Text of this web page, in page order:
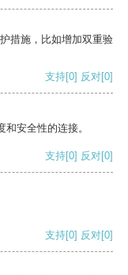
措施，比如增加双重验
支持[0] 反对[0]
安全性的连接。
支持[0] 反对[0]
支持[0] 反对[0]